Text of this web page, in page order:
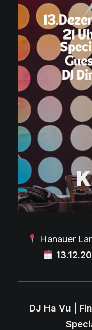
Hanauer
13
DJ Ha Vu |